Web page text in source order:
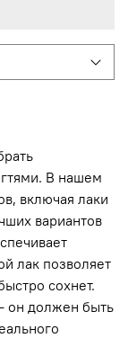
В нашем
включая лаки
вариантов
лак позволяет
сохнет.
он должен быть